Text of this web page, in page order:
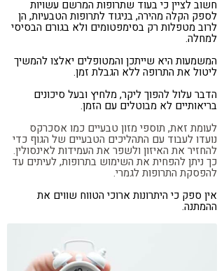
חשוב לציין כי בעוד שתרופות המרשם עשויות
לספק הקלה מהירה, בניגוד לתרופות הטבעיות, הן
לרוב מטפלות רק בסימפטומים ולא בגורם הבסיסי
למחלה.
המשמעות היא שייתכן והמטופלים יאלצו להמשיך
ליטול את התרופה ללא הגבלת זמן.
הדבר עלול להפוך ליקר, מלחיץ ובעל סיכונים
בריאותיים לא מבוטלים עם הזמן.
לעומת זאת, תוספי מזון טבעיים כמו אסכרקס
נועדו לעבוד עם התהליכים הטבעיים של הגוף כדי
להחזיר את האיזון ולשפר את העמידות לאינסולין.
כך ניתן להפחית את השימוש בתרופות, לעיתים עד
להפסקת התרופות לגמרי.
אין ספק כי היתרונות ארוכי הטווח שווים את
ההמתנה.